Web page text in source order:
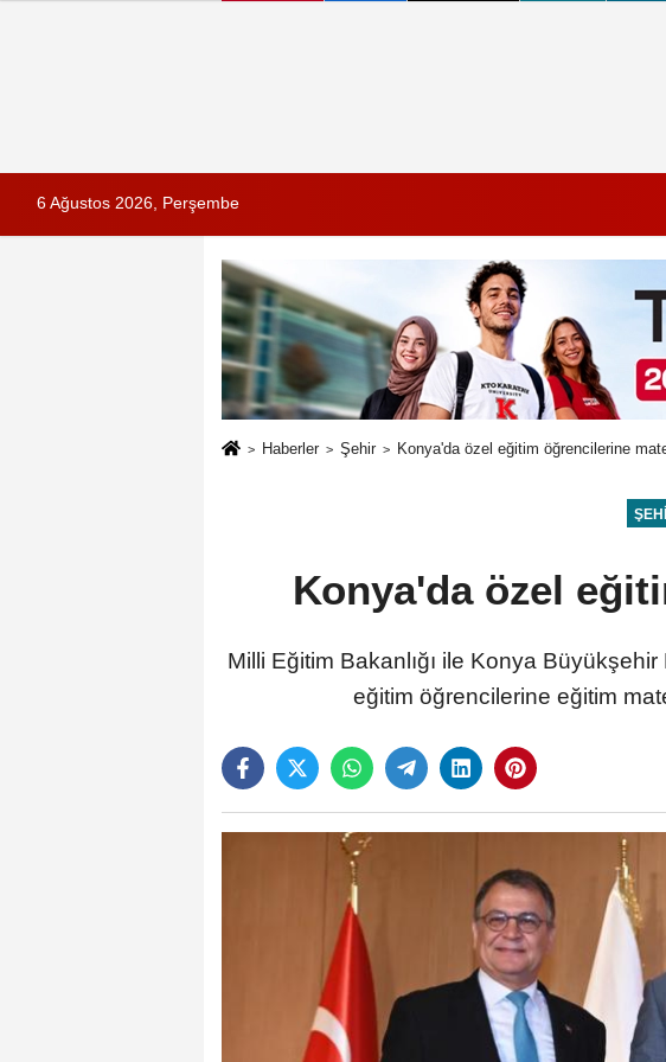
6 Ağustos 2026, Perşembe
Haberler Şehir Konya'da özel eğitim öğrencilerine
Konya'da özel
Milli Eğitim Bakanlığı ile Konya
eğitim öğrencilerine eğitim